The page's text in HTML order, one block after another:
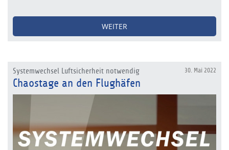
WEITER
30. Mai 2022
Systemwechsel Luftsicherheit notwendig
Chaostage an den Flughäfen